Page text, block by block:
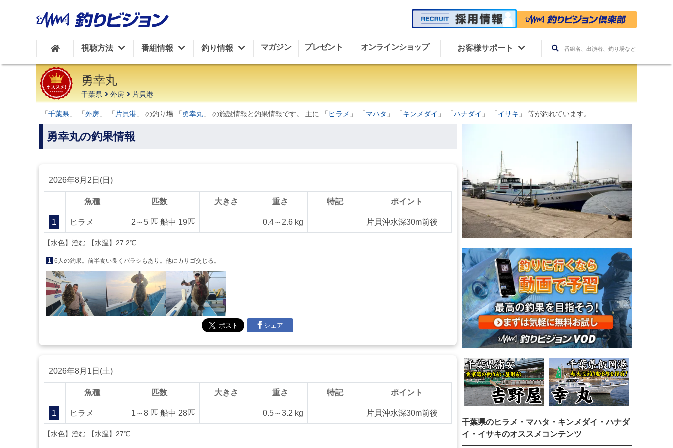
視聴方法 番組情報 釣り情報 マガジン プレゼント オンラインショップ お客様サポート
勇幸丸
千葉県 外房 片貝港
「 千葉県 」 「 外房 」 「 片貝港 」 の釣り場 「 勇幸丸 」 の施設情報と釣果情報です。 主に 「 ヒラメ 」 「 マハタ 」 「 キンメダイ 」 「 ハナダイ 」 「 イサキ 」 等が釣れています。
勇幸丸の釣果情報
2026年8月2日(日)
魚種 匹数 大きさ 重さ 特記 ポイント
1 ヒラメ 2～5 匹 船中 19匹 0.4～2.6 kg 片貝沖水深30m前後
【水色】澄む 【水温】27.2℃
1 6人の釣果。前半食い良くバラシもあり。他にカサゴ交じる。
シェア
2026年8月1日(土)
魚種 匹数 大きさ 重さ 特記 ポイント
1 ヒラメ 1～8 匹 船中 28匹 0.5～3.2 kg 片貝沖水深30m前後
【水色】澄む 【水温】27℃
千葉県のヒラメ・マハタ・キンメダイ・ハナダ
イ・イサキのオススメコンテンツ